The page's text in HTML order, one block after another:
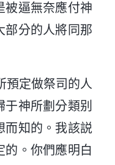
被逼無奈應付神
部分的人將同那
定做祭司的人
神所劃分類别
而知的。我該説
的。你們應明白